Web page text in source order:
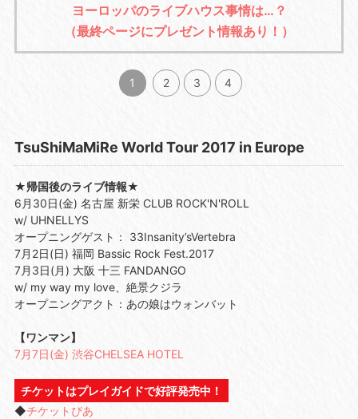
ヨーロッパのライブハウス事情は…？
（最終ページにプレゼント情報あり！）
1 2 3 4
TsuShiMaMiRe World Tour 2017 in Europe
★帰国後のライブ情報★
6月30日(金) 名古屋 新栄 CLUB ROCK'N'ROLL
w/ UHNELLYS
オープニングゲスト： 33Insanity’sVertebra
7月2日(日) 福岡 Bassic Rock Fest.2017
7月3日(月) 大阪 十三 FANDANGO
w/ my way my love、絶景クジラ
オープニングアクト：あの娘はウォンバット
【ワンマン】
7月7日(金) 渋谷CHELSEA HOTEL
チケットはプレイガイドで好評発売中！
◆チケットぴあ